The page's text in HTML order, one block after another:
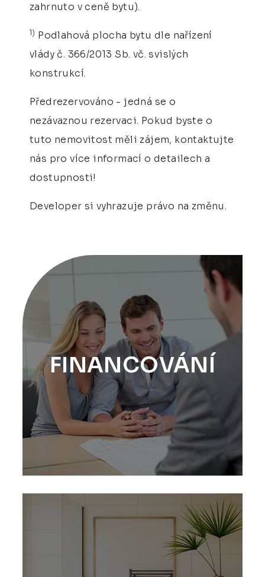
zahrnuto v ceně bytu).
1) Podlahová plocha bytu dle nařízení
vlády č. 366/2013 Sb. vč. svislých
konstrukcí.
Předrezervováno - jedná se o
nezávaznou rezervaci. Pokud byste o
tuto nemovitost měli zájem, kontaktujte
nás pro více informací o detailech a
dostupnosti!
Developer si vyhrazuje právo na změnu.
FINANCOVÁNÍ